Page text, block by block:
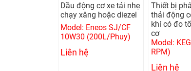
Thiết bị phân tích khí
thải động cơ xăng, 4
khí có đo tốc độ động
cơ
Model: KEG-500 (4GAS,
RPM)
Máy phân
động cơ
RPM
Model: OP-
Liên hệ